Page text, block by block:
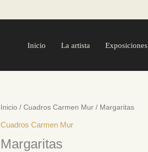
Inicio La artista Exposiciones
Inicio / Cuadros Carmen Mur / Margaritas
Cuadros Carmen Mur
Margaritas